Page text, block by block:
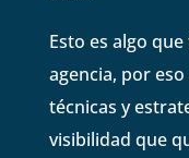
Esto es algo
agencia, por
técnicas y
visibilidad que